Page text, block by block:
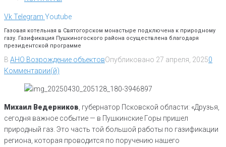
VkTelegram Youtube
Газовая котельная в Святогорском монастыре подключена к природному
газу. Газификация Пушкиногоского района осуществлена благодаря
президентской программе
В АНО Возрождение объектовОпубликовано 27 апреля, 20250
Комментарии(й)
Михаил Ведерников, губернатор Псковской области: «Друзья,
сегодня важное событие — в Пушкинские Горы пришел
природный газ. Это часть той большой работы по газификации
региона, которая проводится по поручению нашего